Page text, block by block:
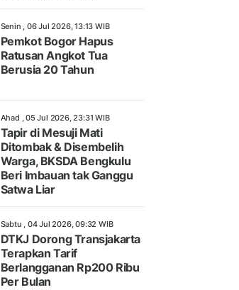
Senin , 06 Jul 2026, 13:13 WIB
Pemkot Bogor Hapus
Ratusan Angkot Tua
Berusia 20 Tahun
Ahad , 05 Jul 2026, 23:31 WIB
Tapir di Mesuji Mati
Ditombak & Disembelih
Warga, BKSDA Bengkulu
Beri Imbauan tak Ganggu
Satwa Liar
Sabtu , 04 Jul 2026, 09:32 WIB
DTKJ Dorong Transjakarta
Terapkan Tarif
Berlangganan Rp200 Ribu
Per Bulan